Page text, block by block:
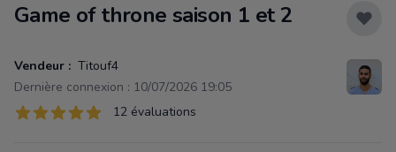
Game of throne saison 1 et 2
Vendeur : Titouf4
Dernière connexion : 10/07/2026 19:05
Évaluations
12 sur 5 étoiles 12 évaluations